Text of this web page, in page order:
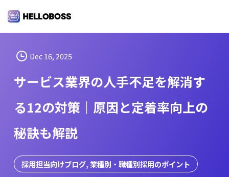
i
Dec 16, 2025
サービス業界の人手不足を解消す
る12の対策｜原因と定着率向上の
秘訣も解説
採用担当向けブログ, 業種別・職種別採用のポイント